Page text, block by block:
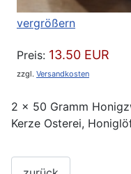
vergrößern
Preis: 13.50 EUR
zzgl. Versandkosten
2 x 50 Gramm
Kerze Osterei,